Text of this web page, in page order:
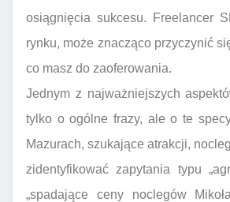
osiągnięcia sukcesu. Freelancer
rynku, może znacząco przyczynić
co masz do zaoferowania.
Jednym z najważniejszych
tylko o ogólne frazy, ale o te
Mazurach, szukające atrakcji,
zidentyfikować zapytania typu
„spadające ceny noclegów